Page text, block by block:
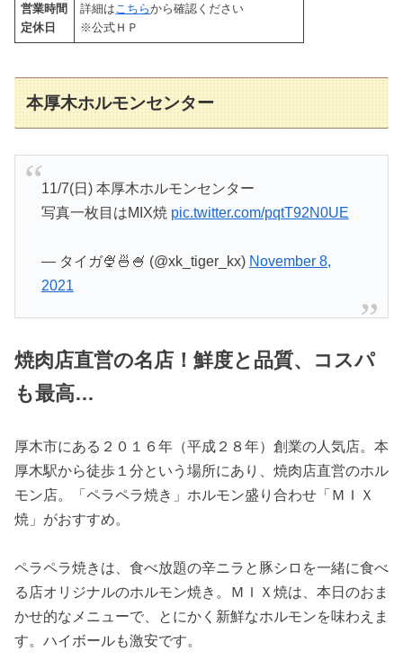
営業時間
定休日
詳細は こちらから確認ください
※公式ＨＰ
本厚木ホルモンセンター
11/7(日) 本厚木ホルモンセンター
写真一枚目はMIX焼 pic.twitter.com/pqtT92N0UE
— タイガ🍨🍜🍧 (@xk_tiger_kx) November 8,
2021
焼肉店直営の名店！鮮度と品質、コスパ
も最高…
厚木市にある２０１６年（平成２８年）創業の人気店。本
厚木駅から徒歩１分という場所にあり、焼肉店直営のホル
モン店。「ペラペラ焼き」ホルモン盛り合わせ「ＭＩＸ
焼」がおすすめ。
ペラペラ焼きは、食べ放題の辛ニラと豚シロを一緒に食べ
る店オリジナルのホルモン焼き。ＭＩＸ焼は、本日のおま
かせ的なメニューで、とにかく新鮮なホルモンを味わえま
す。ハイボールも激安です。